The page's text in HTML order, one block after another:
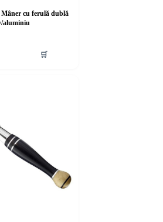
cu ferulă dublă
aluminiu
🛒